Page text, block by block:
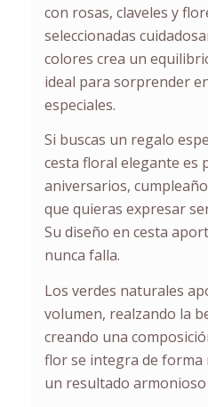
con rosas, claveles y
seleccionadas
colores crea un
ideal para sorprender
especiales.
Si buscas un regalo
cesta floral elegante es
aniversarios,
que quieras expresar
Su diseño en cesta
nunca falla.
Los verdes naturales
volumen, realzando la
creando una
flor se integra de
un resultado